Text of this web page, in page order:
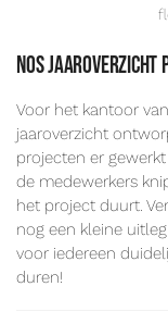
NOS jaaroverzicht
Voor het kantoor
jaaroverzicht
projecten er
de medewerkers
het project duurt.
nog een kleine
voor iedereen
duren!